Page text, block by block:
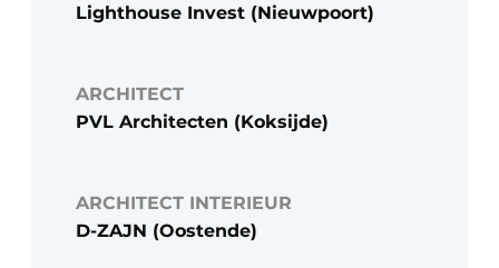
Lighthouse Invest (Nieuwpoort)
ARCHITECT
PVL Architecten (Koksijde)
ARCHITECT INTERIEUR
D-ZAJN (Oostende)